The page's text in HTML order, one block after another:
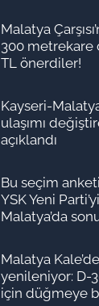
Malatya
300 metrekare
TL önerdiler!
Kayseri-
ulaşımı
açıklandı
Bu seçim
YSK Yeni
Malatya’da
Malatya
yenileniyor: D-
için düğmeye